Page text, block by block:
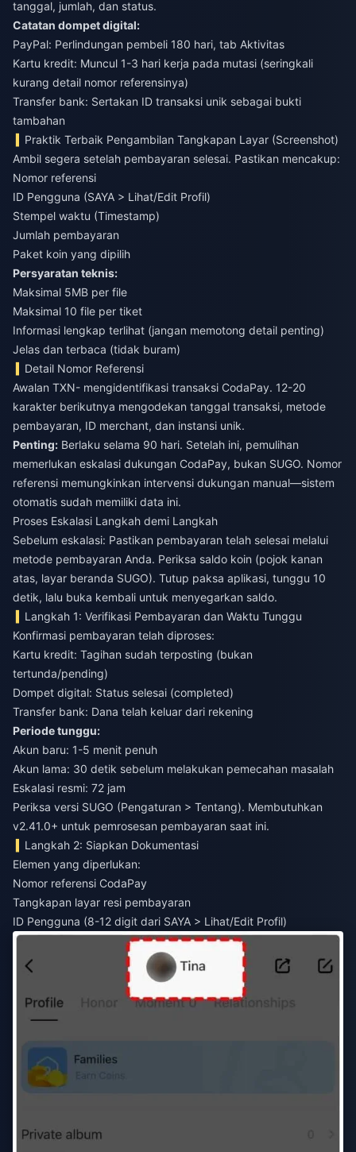
tanggal, jumlah, dan status.
Catatan dompet digital:
PayPal: Perlindungan pembeli 180 hari, tab Aktivitas
Kartu kredit: Muncul 1-3 hari kerja pada mutasi (seringkali
kurang detail nomor referensinya)
Transfer bank: Sertakan ID transaksi unik sebagai bukti
tambahan
Praktik Terbaik Pengambilan Tangkapan Layar (Screenshot)
Ambil segera setelah pembayaran selesai. Pastikan mencakup:
Nomor referensi
ID Pengguna (SAYA > Lihat/Edit Profil)
Stempel waktu (Timestamp)
Jumlah pembayaran
Paket koin yang dipilih
Persyaratan teknis:
Maksimal 5MB per file
Maksimal 10 file per tiket
Informasi lengkap terlihat (jangan memotong detail penting)
Jelas dan terbaca (tidak buram)
Detail Nomor Referensi
Awalan TXN- mengidentifikasi transaksi CodaPay. 12-20
karakter berikutnya mengodekan tanggal transaksi, metode
pembayaran, ID merchant, dan instansi unik.
Penting: Berlaku selama 90 hari. Setelah ini, pemulihan
memerlukan eskalasi dukungan CodaPay, bukan SUGO. Nomor
referensi memungkinkan intervensi dukungan manual—sistem
otomatis sudah memiliki data ini.
Proses Eskalasi Langkah demi Langkah
Sebelum eskalasi: Pastikan pembayaran telah selesai melalui
metode pembayaran Anda. Periksa saldo koin (pojok kanan
atas, layar beranda SUGO). Tutup paksa aplikasi, tunggu 10
detik, lalu buka kembali untuk menyegarkan saldo.
Langkah 1: Verifikasi Pembayaran dan Waktu Tunggu
Konfirmasi pembayaran telah diproses:
Kartu kredit: Tagihan sudah terposting (bukan
tertunda/pending)
Dompet digital: Status selesai (completed)
Transfer bank: Dana telah keluar dari rekening
Periode tunggu:
Akun baru: 1-5 menit penuh
Akun lama: 30 detik sebelum melakukan pemecahan masalah
Eskalasi resmi: 72 jam
Periksa versi SUGO (Pengaturan > Tentang). Membutuhkan
v2.41.0+ untuk pemrosesan pembayaran saat ini.
Langkah 2: Siapkan Dokumentasi
Elemen yang diperlukan:
Nomor referensi CodaPay
Tangkapan layar resi pembayaran
ID Pengguna (8-12 digit dari SAYA > Lihat/Edit Profil)